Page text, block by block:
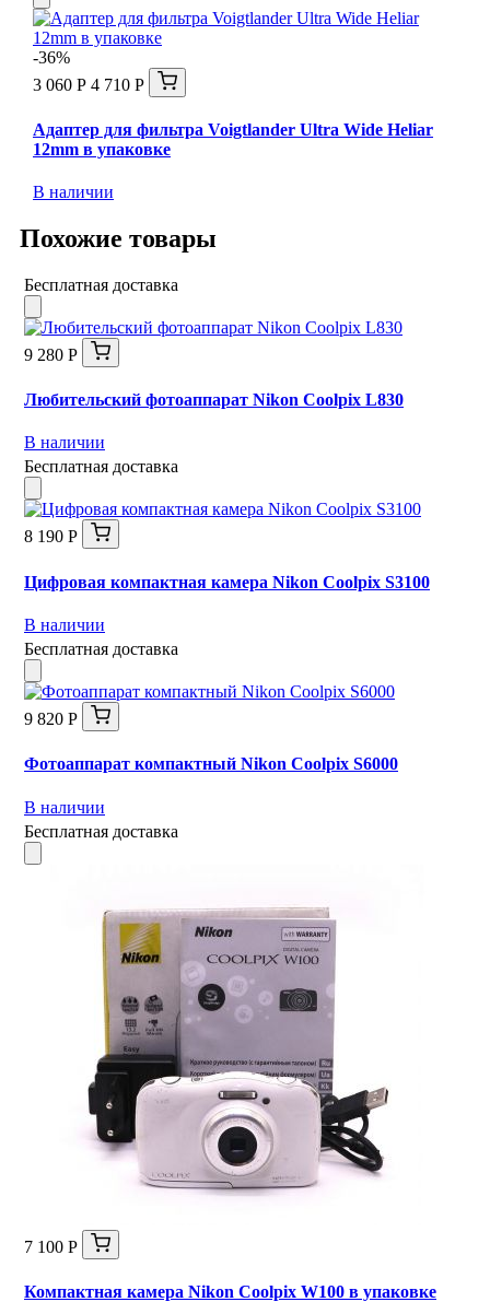
-36%
3 060 Р 4 710 Р
Адаптер для фильтра Voigtlander Ultra Wide Heliar
12mm в упаковке
В наличии
Похожие товары
Бесплатная доставка
9 280 Р
Любительский фотоаппарат Nikon Coolpix L830
В наличии
Бесплатная доставка
8 190 Р
Цифровая компактная камера Nikon Coolpix S3100
В наличии
Бесплатная доставка
9 820 Р
Фотоаппарат компактный Nikon Coolpix S6000
В наличии
Бесплатная доставка
7 100 Р
Компактная камера Nikon Coolpix W100 в упаковке